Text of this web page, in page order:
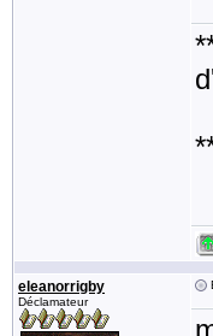
eleanorrigby
Déclamateur